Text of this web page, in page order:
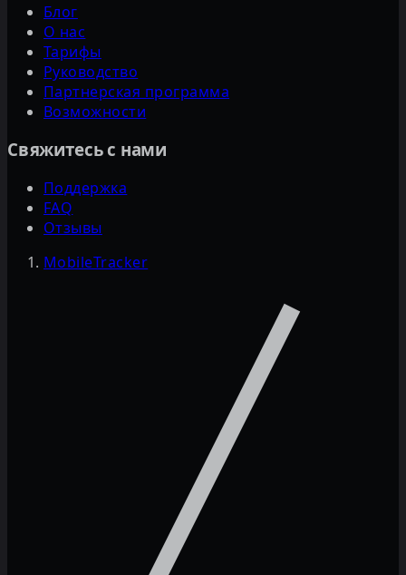
Блог
О нас
Тарифы
Руководство
Партнерская программа
Возможности
Свяжитесь с нами
Поддержка
FAQ
Отзывы
MobileTracker